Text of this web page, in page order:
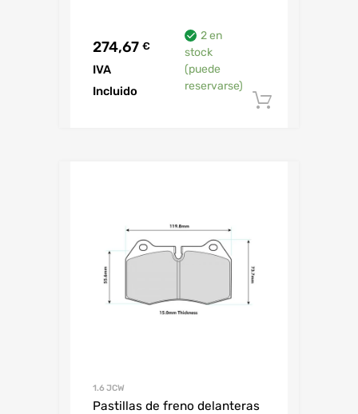
274,67 €
IVA
Incluido
2 en
stock
(puede
reservarse)
1.6 JCW
Pastillas de freno delanteras